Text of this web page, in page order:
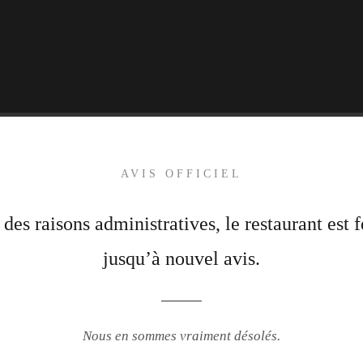
AVIS OFFICIEL
des raisons administratives, le restaurant est
jusqu’à nouvel avis.
Nous en sommes vraiment désolés.